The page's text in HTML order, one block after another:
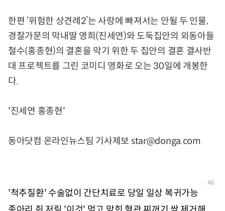
한편 ‘위험한 상견례2’는 사랑에 빠져서는 안될 두 인물,
경찰가문의 막내딸 영희(진세연)와 도둑집안의 외동아들
철수(홍종현)의 결혼을 막기 위한 두 집안의 결혼 결사반
대 프로젝트를 그린 코미디 영화로 오는 30일에 개봉한
다.
'진세연 홍종현'
동아닷컴 온라인뉴스팀 기사제보 star@donga.com